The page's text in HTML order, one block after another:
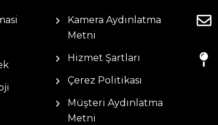
Kamera Aydınlatma
Metni
Hizmet Şartları
Çerez Politikası
Müşteri Aydınlatma
Metni